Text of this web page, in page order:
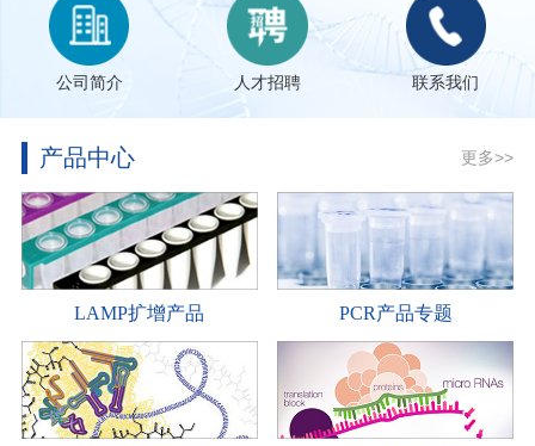
公司简介 人才招聘 联系我们
产品中心 更多>>
LAMP扩增产品 PCR产品专题